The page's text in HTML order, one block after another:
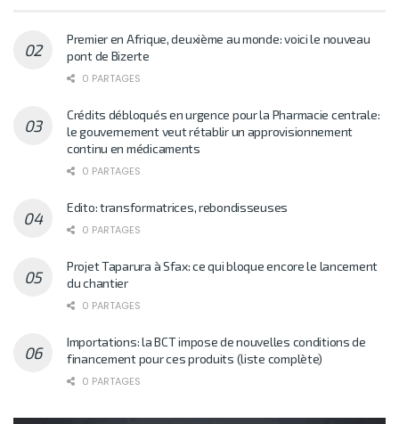
Premier en Afrique, deuxième au monde: voici le nouveau
pont de Bizerte
0 PARTAGES
Crédits débloqués en urgence pour la Pharmacie centrale:
le gouvernement veut rétablir un approvisionnement
continu en médicaments
0 PARTAGES
Edito: transformatrices, rebondisseuses
0 PARTAGES
Projet Taparura à Sfax: ce qui bloque encore le lancement
du chantier
0 PARTAGES
Importations: la BCT impose de nouvelles conditions de
financement pour ces produits (liste complète)
0 PARTAGES